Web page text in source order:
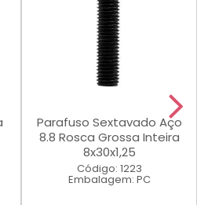
Parafuso Sextavado Aço
8.8 Rosca Grossa Inteira
8x30x1,25
Código: 1223
Embalagem: PC